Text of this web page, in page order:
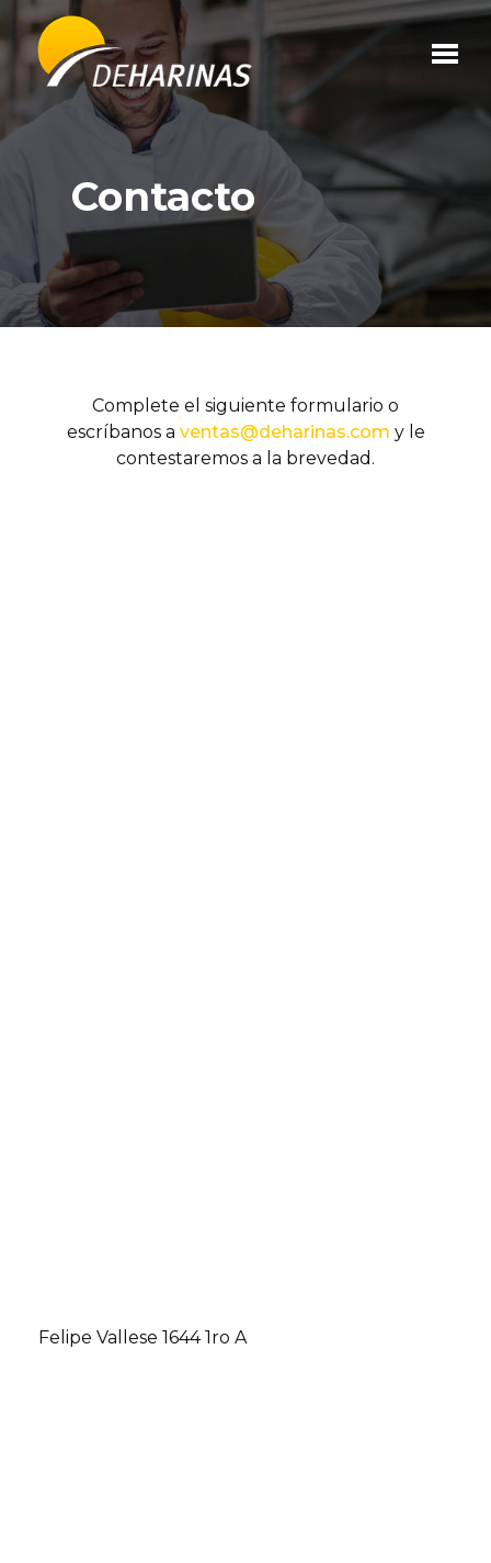
Quiénes Somos
Servicios
Productos
Clientes
Contacto
Contacto
Complete el siguiente formulario o
escríbanos a ventas@deharinas.com y le
contestaremos a la brevedad.
Felipe Vallese 1644 1ro A